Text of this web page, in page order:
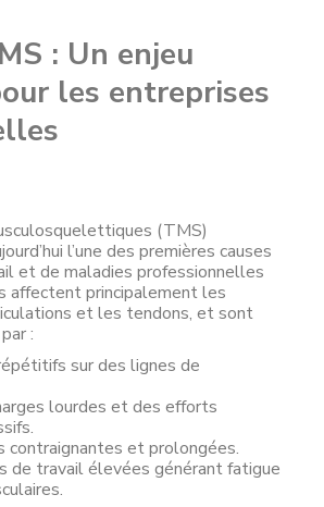
: Un enjeu
les entreprises
(TMS)
l’une des premières causes
et de maladies professionnelles
affectent principalement les
et les tendons, et sont
:
sur des lignes de
lourdes et des efforts
contraignantes et prolongées.
de travail élevées générant fatigue